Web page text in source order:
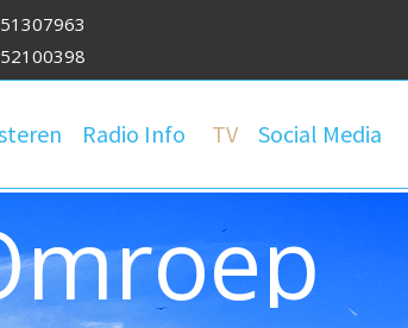
Radio Info TV Social Media